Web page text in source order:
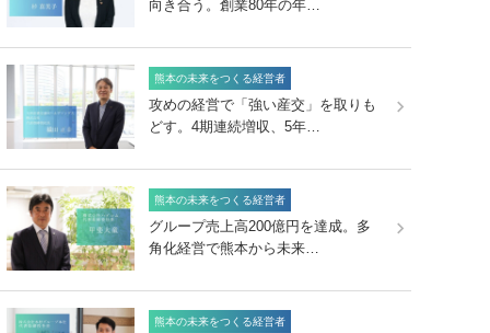
向き合う。創業80年の年…
熊本の未来をつくる経営者
攻めの経営で「強い産交」を取りも
どす。4期連続増収、5年…
熊本の未来をつくる経営者
グループ売上高200億円を達成。多
角化経営で熊本から未来…
熊本の未来をつくる経営者